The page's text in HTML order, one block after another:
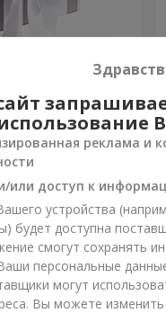
нежность"
Заказать
реклама и
или доступ к
устройства
будет доступна
смогут сохранять
персональные
могут
Вы можете